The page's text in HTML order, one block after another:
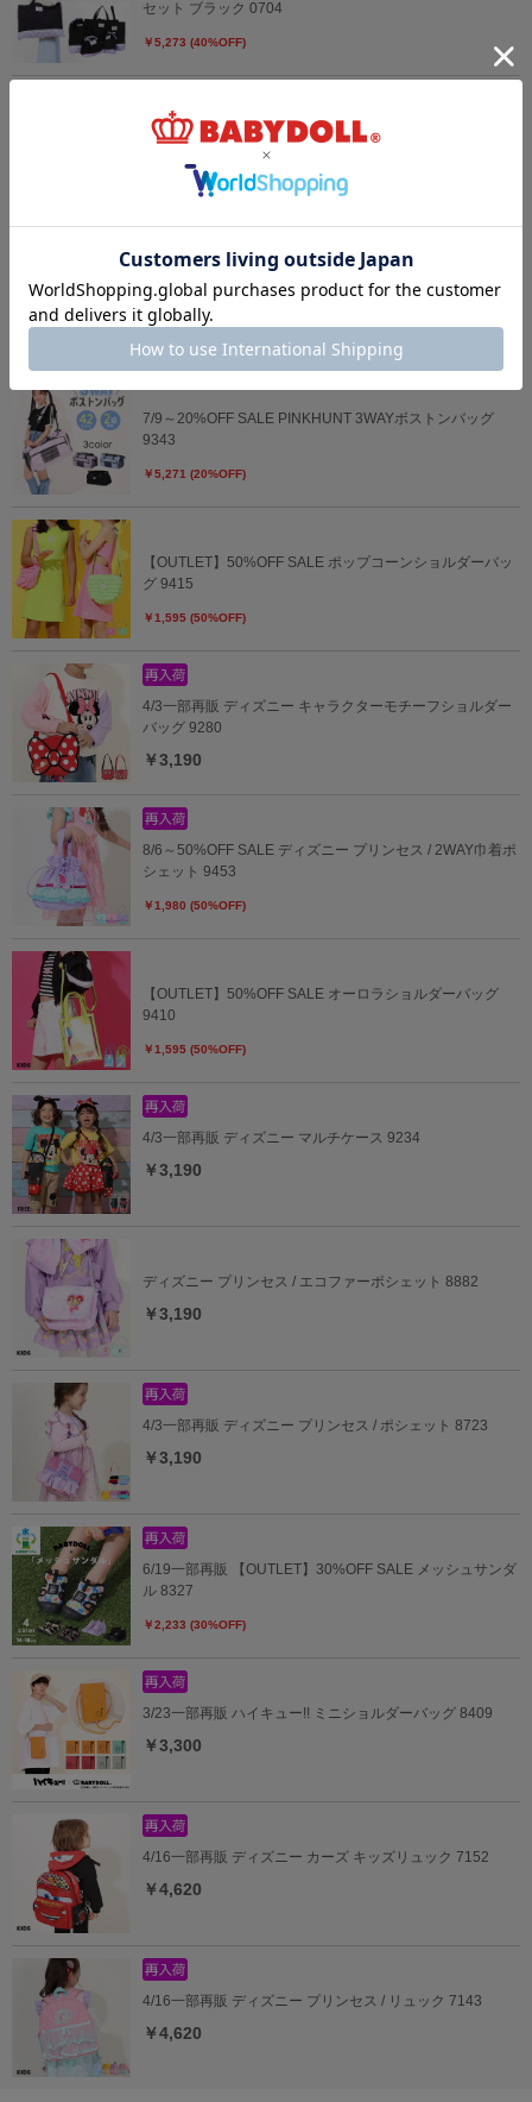
セット ブラック 0704
￥5,273 (40%OFF)
7/30～40%OFF SALE PINKHUNT レッスンバッグ 入学5点
セット ホワイト 0704
￥5,273 (40%OFF)
4/3一部再販 【qt】ハイキュー!!ダイカットクッション
0259
￥3,850
7/9～20%OFF SALE PINKHUNT 3WAYボストンバッグ
9343
￥5,271 (20%OFF)
【OUTLET】50%OFF SALE ポップコーンショルダーバッ
グ 9415
￥1,595 (50%OFF)
4/3一部再販 ディズニー キャラクターモチーフショルダー
バッグ 9280
￥3,190
8/6～50%OFF SALE ディズニー プリンセス / 2WAY巾着ポ
シェット 9453
￥1,980 (50%OFF)
【OUTLET】50%OFF SALE オーロラショルダーバッグ
9410
￥1,595 (50%OFF)
4/3一部再販 ディズニー マルチケース 9234
￥3,190
ディズニー プリンセス / エコファーポシェット 8882
￥3,190
4/3一部再販 ディズニー プリンセス / ポシェット 8723
￥3,190
6/19一部再販 【OUTLET】30%OFF SALE メッシュサンダ
ル 8327
￥2,233 (30%OFF)
3/23一部再販 ハイキュー!! ミニショルダーバッグ 8409
￥3,300
4/16一部再販 ディズニー カーズ キッズリュック 7152
￥4,620
4/16一部再販 ディズニー プリンセス / リュック 7143
￥4,620